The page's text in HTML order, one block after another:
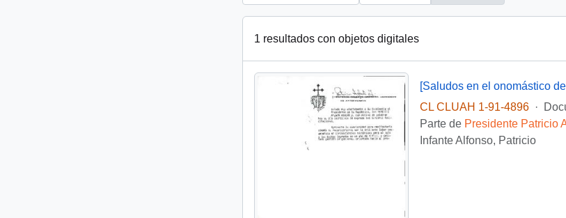
1 resultados con objetos digitales
[Saludos en el onomástico
CL CLUAH 1-91-4896
·
Parte de Presidente Patricio
Infante Alfonso, Patricio